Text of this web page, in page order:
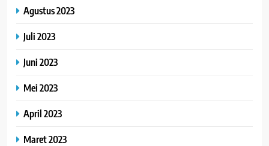
Agustus 2023
Juli 2023
Juni 2023
Mei 2023
April 2023
Maret 2023